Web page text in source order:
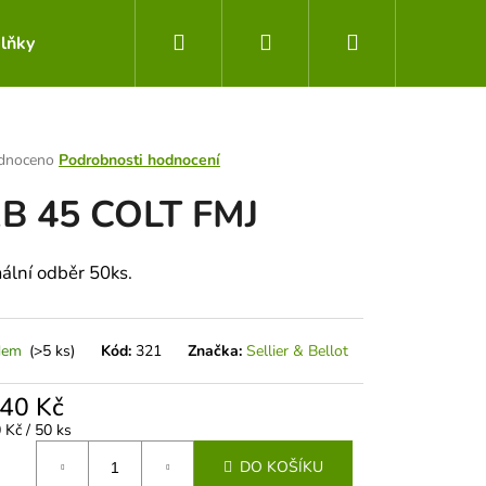
Obchodní podmínky Kontakty
Hledat PřihlášeníNákupní
Podrobnosti hodnocení
45 COLT FMJ
odběr 50ks.
(>5 ks) Kód: 321 Značka: Sellier & Bellot
Kč
Kč / 50 ks
DO KOŠÍKU